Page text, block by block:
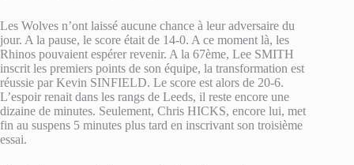
Les Wolves n’ont laissé aucune chance à leur adversaire du
jour. A la pause, le score était de 14-0. A ce moment là, les
Rhinos pouvaient espérer revenir. A la 67ème, Lee SMITH
inscrit les premiers points de son équipe, la transformation est
réussie par Kevin SINFIELD. Le score est alors de 20-6.
L’espoir renait dans les rangs de Leeds, il reste encore une
dizaine de minutes. Seulement, Chris HICKS, encore lui, met
fin au suspens 5 minutes plus tard en inscrivant son troisième
essai.